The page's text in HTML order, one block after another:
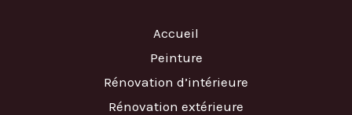
Accueil
Peinture
Rénovation d’intérieure
Rénovation extérieure